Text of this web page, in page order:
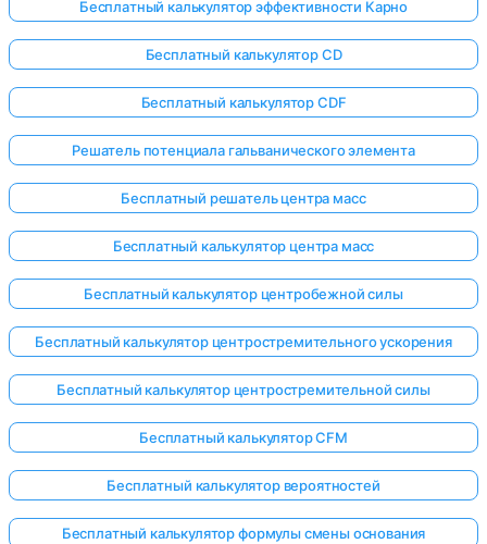
Бесплатный калькулятор эффективности Карно
Бесплатный калькулятор CD
Бесплатный калькулятор CDF
Решатель потенциала гальванического элемента
Бесплатный решатель центра масс
Бесплатный калькулятор центра масс
Бесплатный калькулятор центробежной силы
Бесплатный калькулятор центростремительного ускорения
Бесплатный калькулятор центростремительной силы
Бесплатный калькулятор CFM
Бесплатный калькулятор вероятностей
Бесплатный калькулятор формулы смены основания